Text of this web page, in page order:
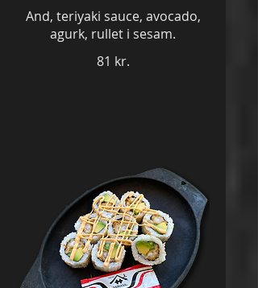
And, teriyaki sauce, avocado,
agurk, rullet i sesam.
81 kr.